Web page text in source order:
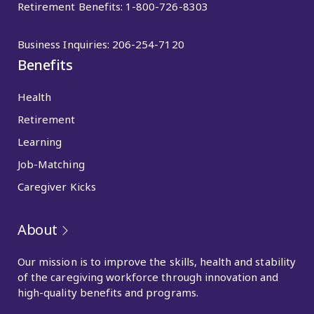
Retirement Benefits: 1-800-726-8303
Business Inquiries: 206-254-7120
Benefits
Health
Retirement
Learning
Job-Matching
Caregiver Kicks
About
Our mission is to improve the skills, health and stability
of the caregiving workforce through innovation and
high-quality benefits and programs.